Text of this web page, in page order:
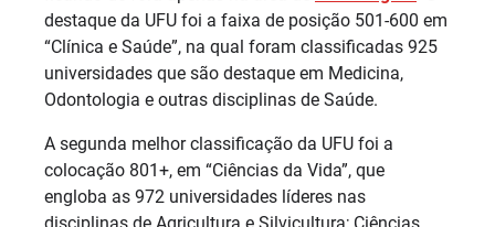
destaque da UFU foi a faixa de posição 501-600 em
“Clínica e Saúde”, na qual foram classificadas 925
universidades que são destaque em Medicina,
Odontologia e outras disciplinas de Saúde.
A segunda melhor classificação da UFU foi a
colocação 801+, em “Ciências da Vida”, que
engloba as 972 universidades líderes nas